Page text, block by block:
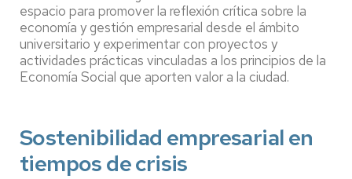
Economía
Social
(LAB_ES)
como
eje
la
innovación
docente
espacio para promover la reflexión crítica sobre la
economía y gestión empresarial desde el ámbito
universitario y experimentar con proyectos y
actividades prácticas vinculadas a los principios de la
Economía Social que aporten valor a la ciudad.
Sostenibilidad empresarial en
tiempos de crisis